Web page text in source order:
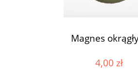
Magnes
4,00 zł